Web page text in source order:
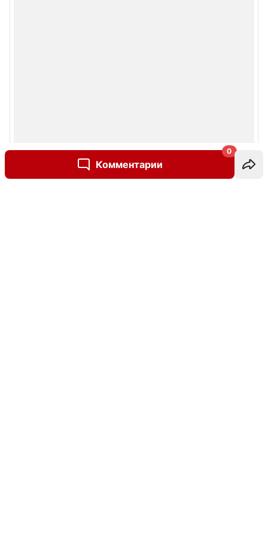
Комментарии
0